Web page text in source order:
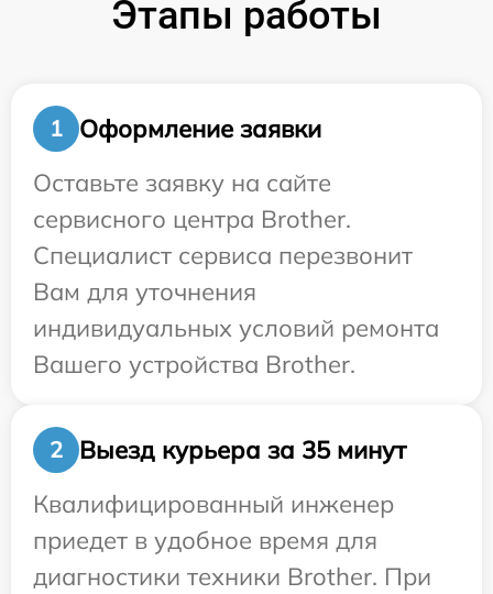
Этапы работы
1
Оформление заявки
Оставьте заявку на сайте
сервисного центра Brother.
Специалист сервиса перезвонит
Вам для уточнения
индивидуальных условий ремонта
Вашего устройства Brother.
2
Выезд курьера за 35 минут
Квалифицированный инженер
приедет в удобное время для
диагностики техники Brother. При